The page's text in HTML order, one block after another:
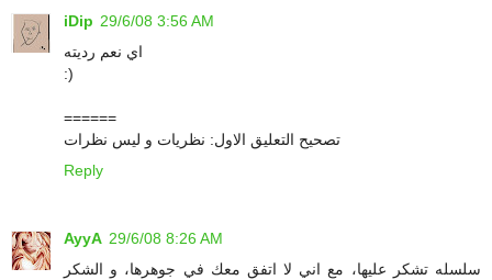
iDip 29/6/08 3:56 AM
اي نعم رديته
:)
======
تصحيح التعليق الاول: نظريات و ليس نظرات
Reply
AyyA 29/6/08 8:26 AM
سلسله تشكر عليها، مع اني لا اتفق معك في جوهرها، و الشكر